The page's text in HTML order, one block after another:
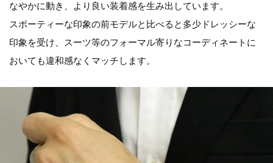
なやかに動き、より良い装着感を生み出しています。
スポーティーな印象の前モデルと比べると多少ドレッシーな
印象を受け、スーツ等のフォーマル寄りなコーディネートに
おいても違和感なくマッチします。